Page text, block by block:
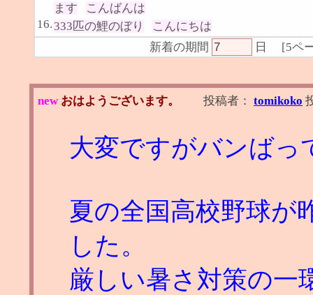
ます
こんばんは
16.333匹の鯉のぼり
こんにちは
新着の期間
日 [5ペ
new おはようございます。 投稿者： tomikoko
大変ですがバンばっ
夏の全国高校野球が
した。
厳しい暑さ対策の一